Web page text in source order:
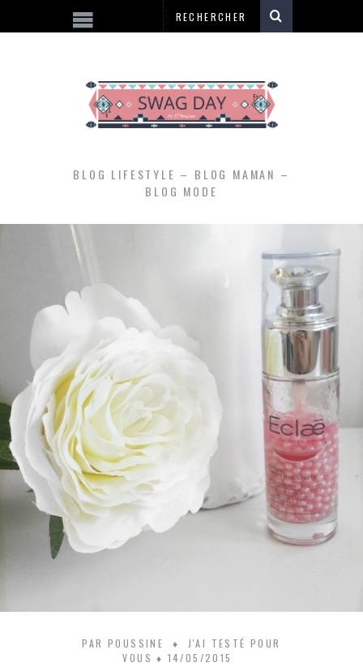
BLOG LIFESTYLE – BLOG MAMAN –
BLOG MODE
PAR POUSSINE
J'AI TESTÉ POUR
VOUS
14/05/2015